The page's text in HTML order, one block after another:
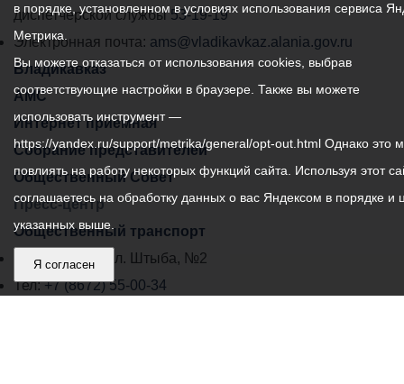
самоуправления
города
Владикавказ:
диспетчерской службы53-19-19
Электронная почта: ams@vladikavkaz.alania.gov.ru
Владикавказ
АМС
Интернет приемная
Собрание представителей
Общественный Совет
Пресс-центр
Общественный транспорт
Владикавказ, пл. Штыба, №2
Тел:+7 (8672) 55-00-34
в порядке, установленном в условиях использования сервиса
Метрика.
Вы можете отказаться от использования cookies, выбрав
соответствующие настройки в браузере. Также вы можете
использовать инструмент —
https://yandex.ru/support/metrika/general/opt-out.html Однако это
повлиять на работу некоторых функций сайта. Используя этот
соглашаетесь на обработку данных о вас Яндексом в порядке и
указанных выше.
Я согласен